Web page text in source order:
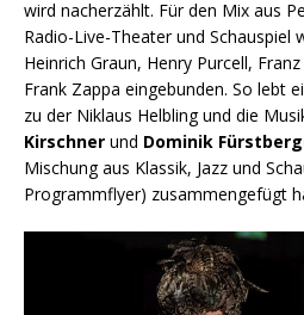
wird nacherzählt. Für den Mix aus
Radio-Live-Theater und Schauspiel
Heinrich Graun, Henry Purcell,
Frank Zappa eingebunden. So lebt
zu der Niklaus Helbling und die
Kirschner und Dominik
Mischung aus Klassik, Jazz und
Programmflyer) zusammengefügt